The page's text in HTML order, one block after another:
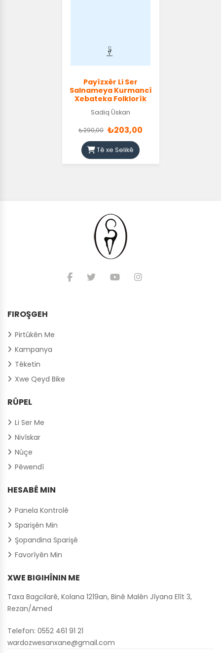
Payîzxêr Li Ser
Salnameya Kurmancî
Xebateka Folklorîk
Sadiq Ûskan
₺290,00 ₺203,00
Tê xe Selikê
FIROŞGEH
Pirtûkên Me
Kampanya
Têketin
Xwe Qeyd Bike
RÛPEL
Li Ser Me
Nivîskar
Nûçe
Pêwendî
HESABÊ MIN
Panela Kontrolê
Sparişên Min
Şopandina Sparişê
Favorîyên Min
XWE BIGIHÎNIN ME
Taxa Bagcilarê, Kolana 1219an, Binê Malên Jîyana Elît 3,
Rezan/Amed
Telefon: 0552 461 91 21
wardozwesanxane@gmail.com